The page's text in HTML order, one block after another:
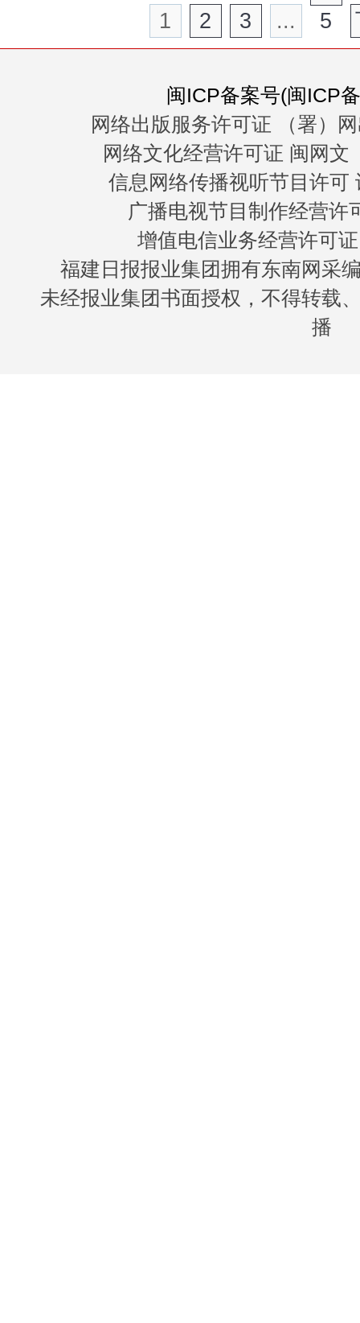
1 2 3 ...
5
闽ICP备案号(闽ICP
网络出版服务许可证 （署）
网络文化经营许可证 闽网文
信息网络传播视听节目许可
广播电视节目制作经营许
增值电信业务经营许可
福建日报报业集团拥有东南网采
未经报业集团书面授权，不得转载
播